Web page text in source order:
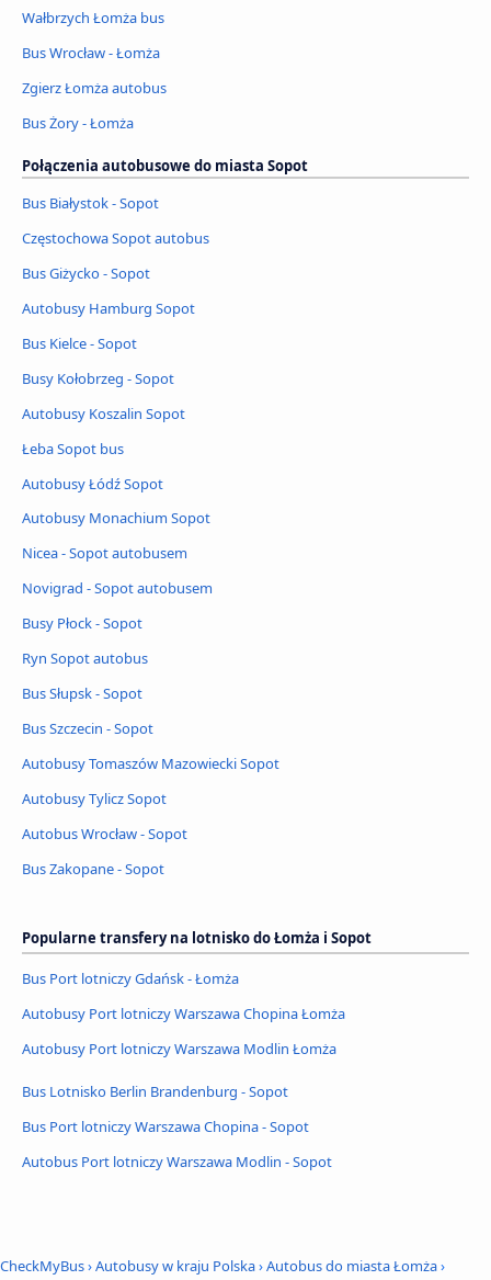
Wałbrzych Łomża bus
Bus Wrocław - Łomża
Zgierz Łomża autobus
Bus Żory - Łomża
Połączenia autobusowe do miasta Sopot
Bus Białystok - Sopot
Częstochowa Sopot autobus
Bus Giżycko - Sopot
Autobusy Hamburg Sopot
Bus Kielce - Sopot
Busy Kołobrzeg - Sopot
Autobusy Koszalin Sopot
Łeba Sopot bus
Autobusy Łódź Sopot
Autobusy Monachium Sopot
Nicea - Sopot autobusem
Novigrad - Sopot autobusem
Busy Płock - Sopot
Ryn Sopot autobus
Bus Słupsk - Sopot
Bus Szczecin - Sopot
Autobusy Tomaszów Mazowiecki Sopot
Autobusy Tylicz Sopot
Autobus Wrocław - Sopot
Bus Zakopane - Sopot
Popularne transfery na lotnisko do Łomża i Sopot
Bus Port lotniczy Gdańsk - Łomża
Autobusy Port lotniczy Warszawa Chopina Łomża
Autobusy Port lotniczy Warszawa Modlin Łomża
Bus Lotnisko Berlin Brandenburg - Sopot
Bus Port lotniczy Warszawa Chopina - Sopot
Autobus Port lotniczy Warszawa Modlin - Sopot
CheckMyBus›Autobusy w kraju Polska›Autobus do miasta Łomża›